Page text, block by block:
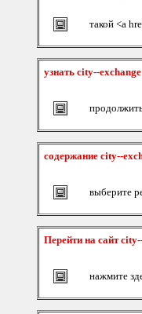
такой <a
узнать city--exchange
содержание city--
выберите
Перейти на сайт
нажмите